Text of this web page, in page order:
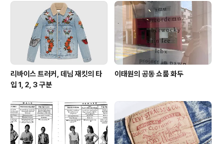
리바이스 트러커, 데님 재킷의 타
입 1, 2, 3 구분
이태원의 공동 쇼룸 화두